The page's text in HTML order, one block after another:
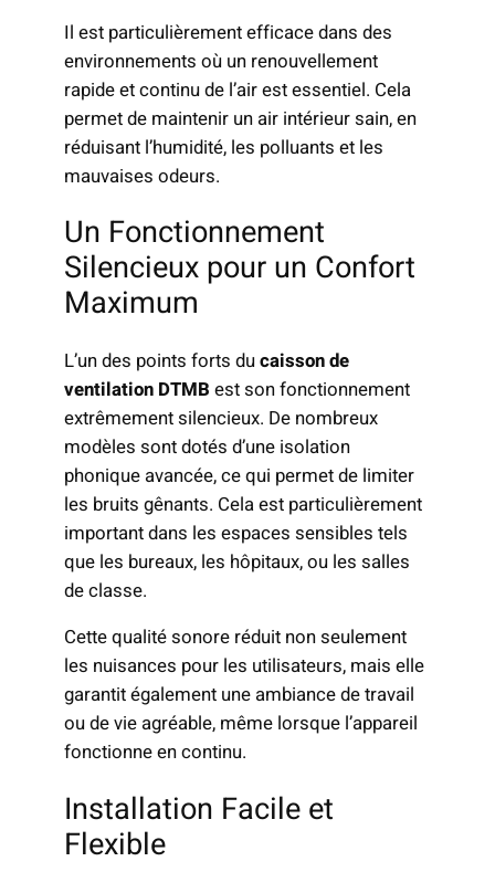
Il est particulièrement efficace dans des
environnements où un renouvellement
rapide et continu de l’air est essentiel. Cela
permet de maintenir un air intérieur sain, en
réduisant l’humidité, les polluants et les
mauvaises odeurs.
Un Fonctionnement
Silencieux pour un Confort
Maximum
L’un des points forts ducaisson de
ventilation DTMB est son fonctionnement
extrêmement silencieux. De nombreux
modèles sont dotés d’une isolation
phonique avancée, ce qui permet de limiter
les bruits gênants. Cela est particulièrement
important dans les espaces sensibles tels
que les bureaux, les hôpitaux, ou les salles
de classe.
Cette qualité sonore réduit non seulement
les nuisances pour les utilisateurs, mais elle
garantit également une ambiance de travail
ou de vie agréable, même lorsque l’appareil
fonctionne en continu.
Installation Facile et
Flexible